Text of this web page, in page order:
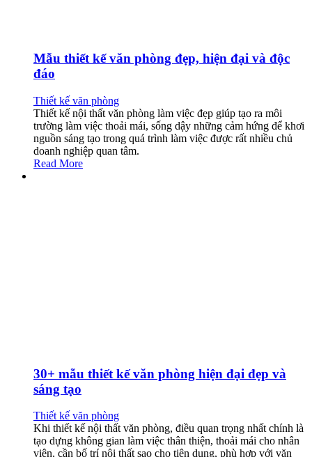
Mẫu thiết kế văn phòng đẹp, hiện đại và độc
đáo
Thiết kế văn phòng
Thiết kế nội thất văn phòng làm việc đẹp giúp tạo ra môi
trường làm việc thoải mái, sống dậy những cảm hứng để khơi
nguồn sáng tạo trong quá trình làm việc được rất nhiều chủ
doanh nghiệp quan tâm.
Read More
30+ mẫu thiết kế văn phòng hiện đại đẹp và
sáng tạo
Thiết kế văn phòng
Khi thiết kế nội thất văn phòng, điều quan trọng nhất chính là
tạo dựng không gian làm việc thân thiện, thoải mái cho nhân
viên, cần bố trí nội thất sao cho tiện dụng, phù hợp với văn